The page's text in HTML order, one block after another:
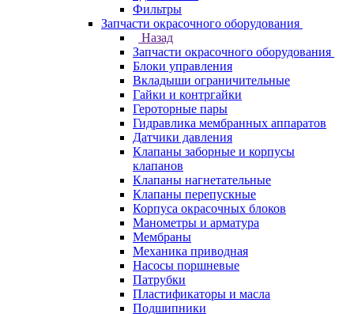
Фильтры
Запчасти окрасочного оборудования
Назад
Запчасти окрасочного оборудования
Блоки управления
Вкладыши ограничительные
Гайки и контргайки
Героторные пары
Гидравлика мембранных аппаратов
Датчики давления
Клапаны заборные и корпусы
клапанов
Клапаны нагнетательные
Клапаны перепускные
Корпуса окрасочных блоков
Манометры и арматура
Мембраны
Механика приводная
Насосы поршневые
Патрубки
Пластификаторы и масла
Подшипники